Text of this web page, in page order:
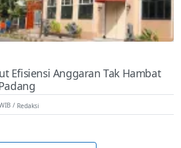
Efisiensi Anggaran Tak Hambat
Redaksi